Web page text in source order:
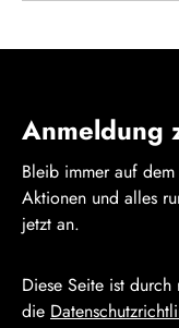
Anmeldung
Bleib immer auf
Aktionen und alles
jetzt an.
Diese Seite ist
die